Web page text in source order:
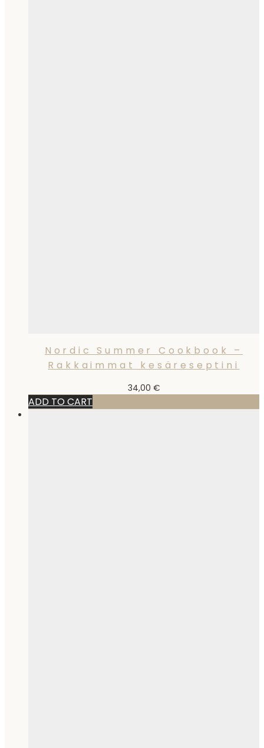
Nordic Summer Cookbook –
Rakkaimmat kesäreseptini
34,00 €
ADD TO CART